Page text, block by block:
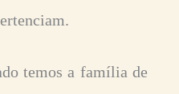
temos a família de